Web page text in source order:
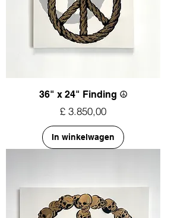
36" x 24" Finding ☮︎
Prijs
£ 3.850,00
In winkelwagen